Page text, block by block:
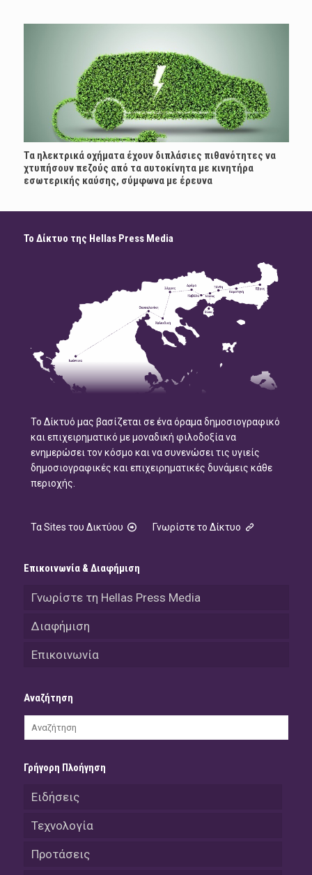
Τα ηλεκτρικά οχήματα έχουν διπλάσιες πιθανότητες να
χτυπήσουν πεζούς από τα αυτοκίνητα με κινητήρα
εσωτερικής καύσης, σύμφωνα με έρευνα
Το Δίκτυο της Hellas Press Media
Το Δίκτυό μας βασίζεται σε ένα όραμα δημοσιογραφικό
και επιχειρηματικό με μοναδική φιλοδοξία να
ενημερώσει τον κόσμο και να συνενώσει τις υγιείς
δημοσιογραφικές και επιχειρηματικές δυνάμεις κάθε
περιοχής.
Τα Sites του Δικτύου Γνωρίστε το Δίκτυο
Επικοινωνία & Διαφήμιση
Γνωρίστε τη Hellas Press Media
Διαφήμιση
Επικοινωνία
Αναζήτηση
Γρήγορη Πλοήγηση
Ειδήσεις
Τεχνολογία
Προτάσεις